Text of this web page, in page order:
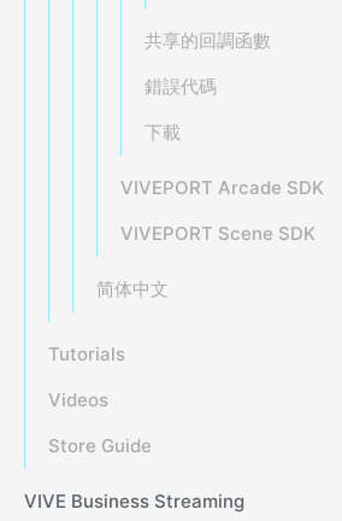
共享的回調函數
錯誤代碼
下載
VIVEPORT Arcade SDK
VIVEPORT Scene SDK
简体中文
Tutorials
Videos
Store Guide
VIVE Business Streaming